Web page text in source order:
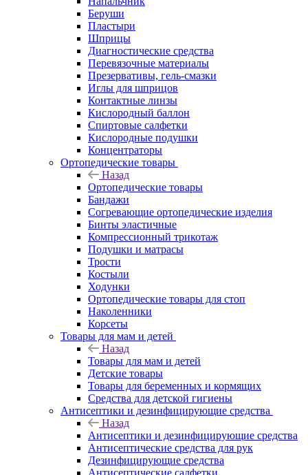
Беруши
Пластыри
Шприцы
Диагностические средства
Перевязочные материалы
Презервативы, гель-смазки
Иглы для шприцов
Контактные линзы
Кислородный баллон
Спиртовые салфетки
Кислородные подушки
Концентраторы
Ортопедические товары
Назад
Ортопедические товары
Бандажи
Согревающие ортопедические изделия
Бинты эластичные
Компрессионный трикотаж
Подушки и матрасы
Трости
Костыли
Ходунки
Ортопедические товары для стоп
Наколенники
Корсеты
Товары для мам и детей
Назад
Товары для мам и детей
Детские товары
Товары для беременных и кормящих
Средства для детской гигиены
Антисептики и дезинфицирующие средства
Назад
Антисептики и дезинфицирующие средства
Антисептические средства для рук
Дезинфицирующие средства
Антисептические салфетки